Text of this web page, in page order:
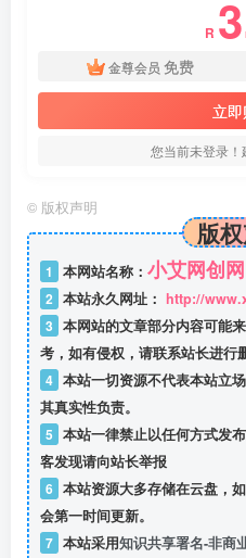
R
金尊会员 免费
立
您当前未登录
© 版权声明
版
1 本网站名称： 小艾网创网
2 本站永久网址： http://
3 本网站的文章部分内容可能
考，如有侵权，请联系站长进行
4 本站一切资源不代表本站立
其真实性负责。
5 本站一律禁止以任何方式发
客发现请向站长举报
6 本站资源大多存储在云盘，
会第一时间更新。
7 本站采用知识共享署名-非商